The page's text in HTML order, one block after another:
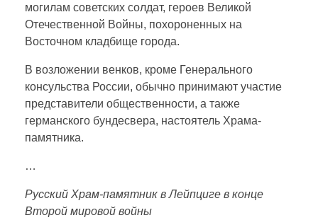
могилам советских солдат, героев Великой
Отечественной Войны, похороненных на
Восточном кладбище города.
В возложении венков, кроме Генерального
консульства России, обычно принимают участие
представители общественности, а также
германского бундесвера, настоятель Храма-
памятника.
…
Русский Храм-памятник в Лейпциге в конце
Второй мировой войны